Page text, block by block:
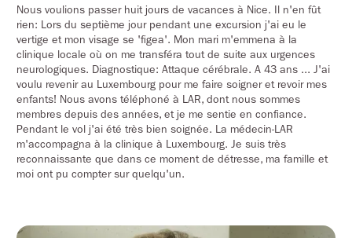
Nous voulions passer huit jours de vacances à Nice. Il n'en fût
rien: Lors du septième jour pendant une excursion j'ai eu le
vertige et mon visage se 'figea'. Mon mari m'emmena à la
clinique locale où on me transféra tout de suite aux urgences
neurologiques. Diagnostique: Attaque cérébrale. A 43 ans ... J'ai
voulu revenir au Luxembourg pour me faire soigner et revoir mes
enfants! Nous avons téléphoné à LAR, dont nous sommes
membres depuis des années, et je me sentie en confiance.
Pendant le vol j'ai été très bien soignée. La médecin-LAR
m'accompagna à la clinique à Luxembourg. Je suis très
reconnaissante que dans ce moment de détresse, ma famille et
moi ont pu compter sur quelqu'un.